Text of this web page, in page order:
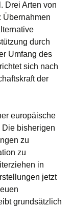
Drei Arten von
Übernahmen
durch
Umfang des
sich nach
der
europäische
Die bisherigen
zu
zu
in
jetzt
grundsätzlich